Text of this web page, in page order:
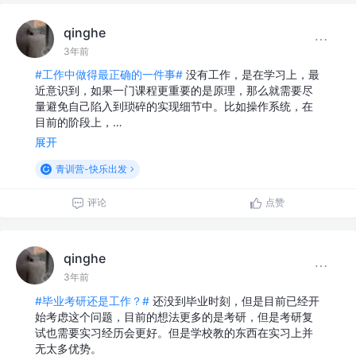
qinghe
3年前
#工作中做得最正确的一件事# 没有工作，是在学习上，最
近意识到，如果一门课程更重要的是原理，那么就需要尽
量避免自己陷入到琐碎的实现细节中。比如操作系统，在
目前的阶段上，…
展开
青训营-快乐出发
评论 点赞
qinghe
3年前
#毕业考研还是工作？# 还没到毕业时刻，但是目前已经开
始考虑这个问题，目前的想法更多的是考研，但是考研复
试也需要实习经历会更好。但是学校教的东西在实习上并
无太多优势。